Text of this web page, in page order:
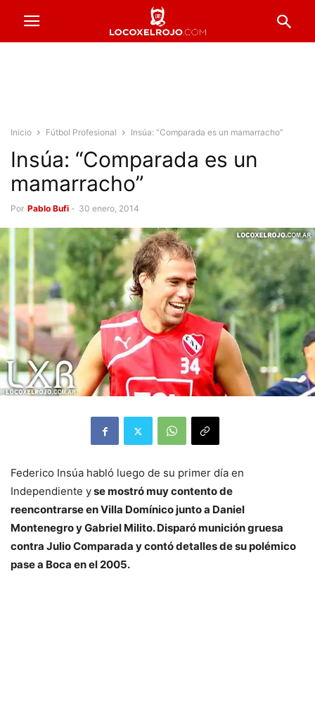
Inicio Fútbol Profesional Insúa: “Comparada es un mamarracho”
Insúa: “Comparada es un
mamarracho”
Por Pablo Bufi - 30 enero, 2014
Federico Insúa habló luego de su primer día en
Independiente yse mostró muy contento de
reencontrarse en Villa Domínico junto a Daniel
Montenegro y Gabriel Milito. Disparó munición gruesa
contra Julio Comparada y contó detalles de su polémico
pase a Boca en el 2005.